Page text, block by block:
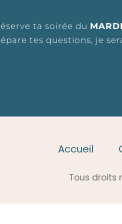
ta soirée du
tes questions, je
Accueil
Tous droits